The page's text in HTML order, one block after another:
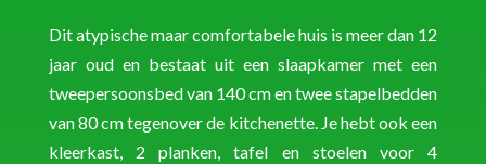
Dit atypische maar comfortabele huis is meer dan 12
jaar oud en bestaat uit een slaapkamer met een
tweepersoonsbed van 140 cm en twee stapelbedden
van 80 cm tegenover de kitchenette. Je hebt ook een
kleerkast, 2 planken, tafel en stoelen voor 4